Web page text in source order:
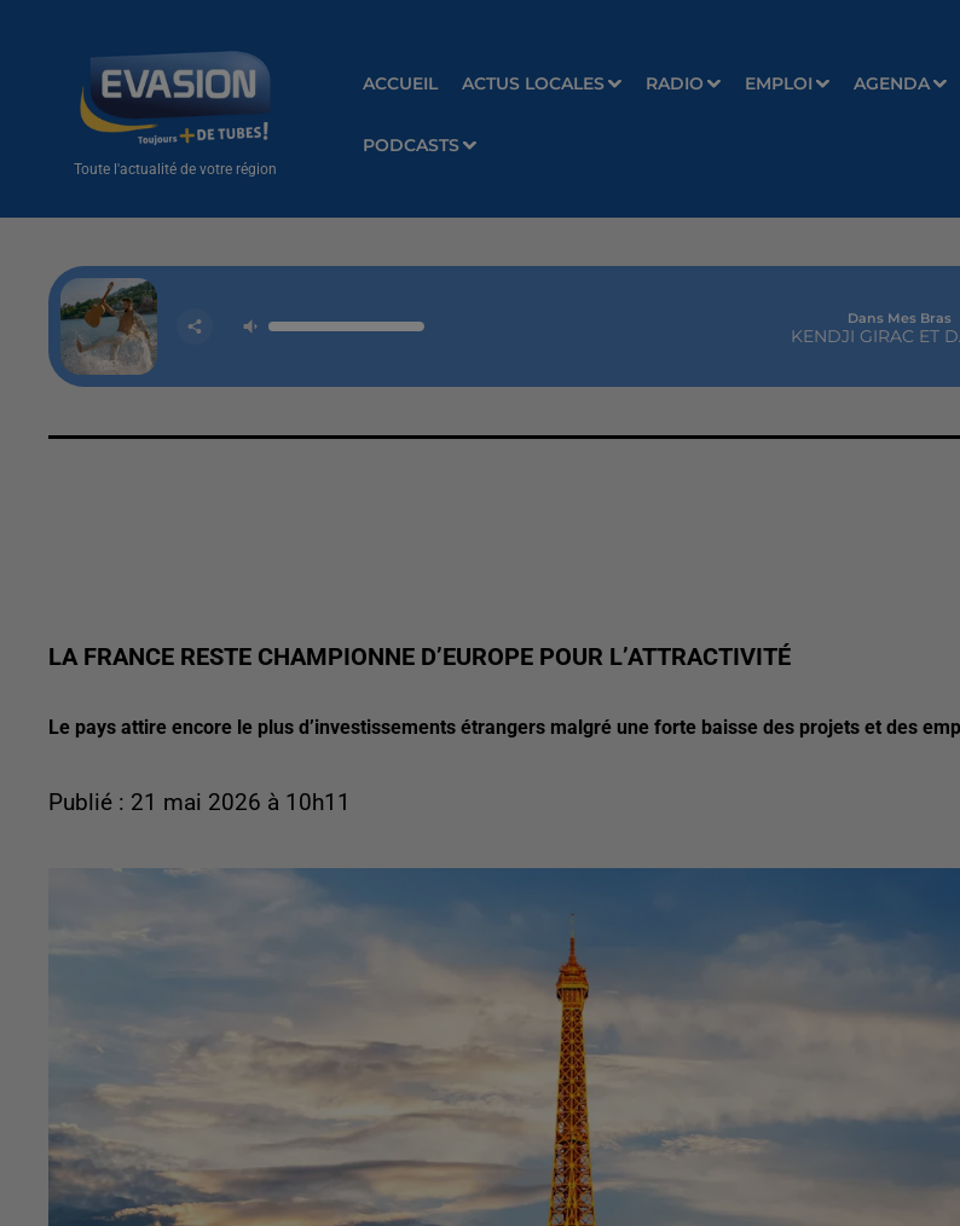
Toute l'actualité de votre région
ACCUEIL ACTUS LOCALES RADIO EMPLOI AGENDA
PODCASTS
Dans Mes Bras
KENDJI GIRAC ET
LA FRANCE RESTE CHAMPIONNE D’EUROPE POUR L’ATTRACTIVITÉ
Le pays attire encore le plus d’investissements étrangers malgré une forte baisse des projets et des
Publié : 21 mai 2026 à 10h11